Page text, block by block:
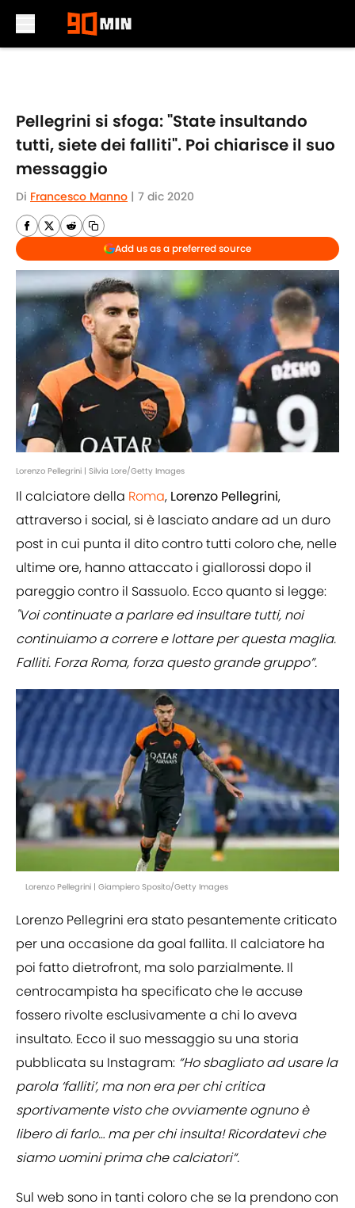
Pellegrini si sfoga: "State insultando
tutti, siete dei falliti". Poi chiarisce il suo
messaggio
Di Francesco Manno | 7 dic 2020
Add us as a preferred source
Lorenzo Pellegrini | Silvia Lore/Getty Images
Il calciatore della Roma, Lorenzo Pellegrini,
attraverso i social, si è lasciato andare ad un duro
post in cui punta il dito contro tutti coloro che, nelle
ultime ore, hanno attaccato i giallorossi dopo il
pareggio contro il Sassuolo. Ecco quanto si legge:
"Voi continuate a parlare ed insultare tutti, noi
continuiamo a correre e lottare per questa maglia.
Falliti. Forza Roma, forza questo grande gruppo”.
Lorenzo Pellegrini | Giampiero Sposito/Getty Images
Lorenzo Pellegrini era stato pesantemente criticato
per una occasione da goal fallita. Il calciatore ha
poi fatto dietrofront, ma solo parzialmente. Il
centrocampista ha specificato che le accuse
fossero rivolte esclusivamente a chi lo aveva
insultato. Ecco il suo messaggio su una storia
pubblicata su Instagram: “Ho sbagliato ad usare la
parola ‘falliti’, ma non era per chi critica
sportivamente visto che ovviamente ognuno è
libero di farlo… ma per chi insulta! Ricordatevi che
siamo uomini prima che calciatori“.
Sul web sono in tanti coloro che se la prendono con